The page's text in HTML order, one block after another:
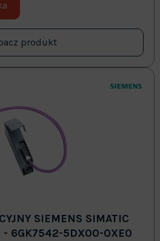
produkt
SIEMENS SIMATIC
- 6GK7542-5DX00-0XE0